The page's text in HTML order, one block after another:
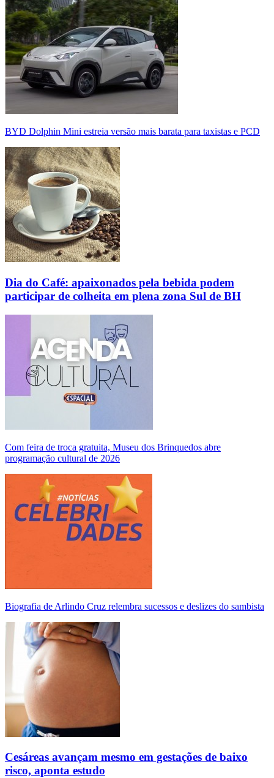
BYD Dolphin Mini estreia versão mais barata para taxistas e PCD
Dia do Café: apaixonados pela bebida podem
participar de colheita em plena zona Sul de BH
Com feira de troca gratuita, Museu dos Brinquedos abre
programação cultural de 2026
Biografia de Arlindo Cruz relembra sucessos e deslizes do sambista
Cesáreas avançam mesmo em gestações de baixo
risco, aponta estudo